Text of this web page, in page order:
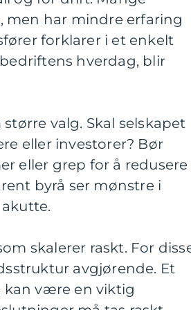
men har mindre erfaring
forklarer i et enkelt
hverdag, blir
valg. Skal selskapet
eller investorer? Bør
eller grep for å redusere
byrå ser mønstre i
skalerer raskt. For
avgjørende. Et
kan være en viktig